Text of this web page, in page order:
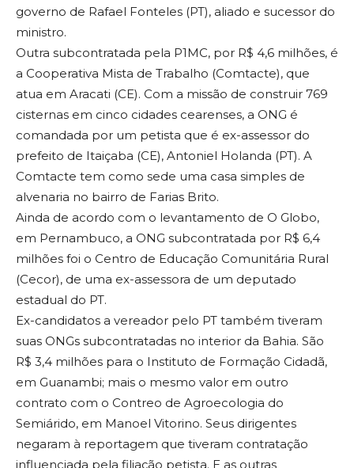
governo de Rafael Fonteles (PT), aliado e sucessor do
ministro.
Outra subcontratada pela P1MC, por R$ 4,6 milhões, é
a Cooperativa Mista de Trabalho (Comtacte), que
atua em Aracati (CE). Com a missão de construir 769
cisternas em cinco cidades cearenses, a ONG é
comandada por um petista que é ex-assessor do
prefeito de Itaiçaba (CE), Antoniel Holanda (PT). A
Comtacte tem como sede uma casa simples de
alvenaria no bairro de Farias Brito.
Ainda de acordo com o levantamento de O Globo,
em Pernambuco, a ONG subcontratada por R$ 6,4
milhões foi o Centro de Educação Comunitária Rural
(Cecor), de uma ex-assessora de um deputado
estadual do PT.
Ex-candidatos a vereador pelo PT também tiveram
suas ONGs subcontratadas no interior da Bahia. São
R$ 3,4 milhões para o Instituto de Formação Cidadã,
em Guanambi; mais o mesmo valor em outro
contrato com o Contreo de Agroecologia do
Semiárido, em Manoel Vitorino. Seus dirigentes
negaram à reportagem que tiveram contratação
influenciada pela filiação petista. E as outras